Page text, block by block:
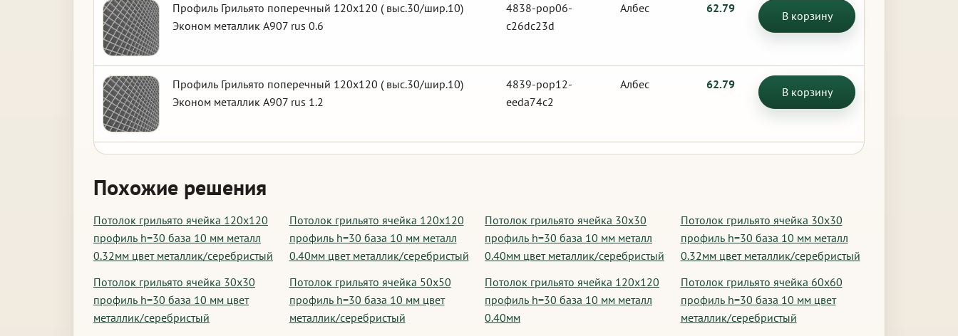
Профиль Грильято поперечный 120х120 ( выс.30/шир.10)
Эконом металлик А907 rus 0.6
4838-pop06-
c26dc23d
Албес 62.79
В корзину
Профиль Грильято поперечный 120х120 ( выс.30/шир.10)
Эконом металлик А907 rus 1.2
4839-pop12-
eeda74c2
Албес 62.79
В корзину
Похожие решения
Потолок грильято ячейка 120х120
профиль h=30 база 10 мм металл
0.32мм цвет металлик/серебристый
Потолок грильято ячейка 120х120
профиль h=30 база 10 мм металл
0.40мм цвет металлик/серебристый
Потолок грильято ячейка 30х30
профиль h=30 база 10 мм металл
0.40мм цвет металлик/серебристый
Потолок грильято ячейка 30х30
профиль h=30 база 10 мм металл
0.32мм цвет металлик/серебристый
Потолок грильято ячейка 30х30
профиль h=30 база 10 мм цвет
металлик/серебристый
Потолок грильято ячейка 50х50
профиль h=30 база 10 мм цвет
металлик/серебристый
Потолок грильято ячейка 120х120
профиль h=30 база 10 мм металл
0.40мм
Потолок грильято ячейка 60х60
профиль h=30 база 10 мм цвет
металлик/серебристый